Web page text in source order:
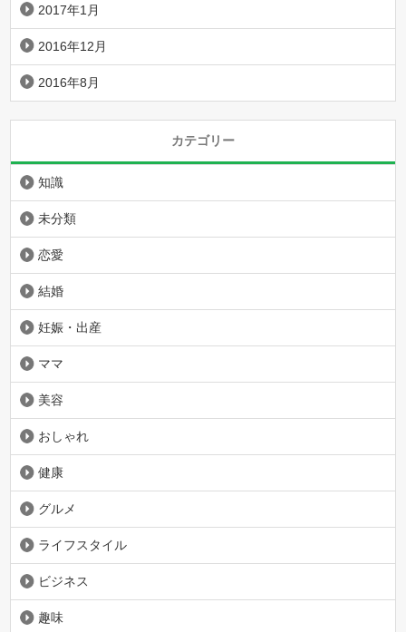
2017年1月
2016年12月
2016年8月
カテゴリー
知識
未分類
恋愛
結婚
妊娠・出産
ママ
美容
おしゃれ
健康
グルメ
ライフスタイル
ビジネス
趣味